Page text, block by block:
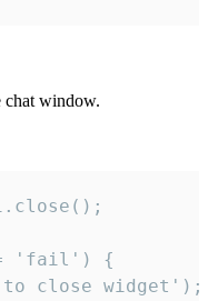
chat window.
'fail') {
close widget');